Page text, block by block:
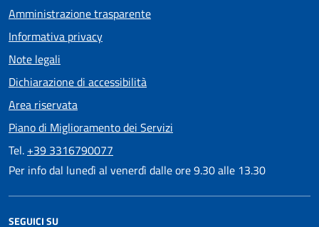
Amministrazione trasparente
Informativa privacy
Note legali
Dichiarazione di accessibilità
Area riservata
Piano di Miglioramento dei Servizi
Tel. +39 3316790077
Per info dal lunedì al venerdì dalle ore 9.30 alle 13.30
SEGUICI SU